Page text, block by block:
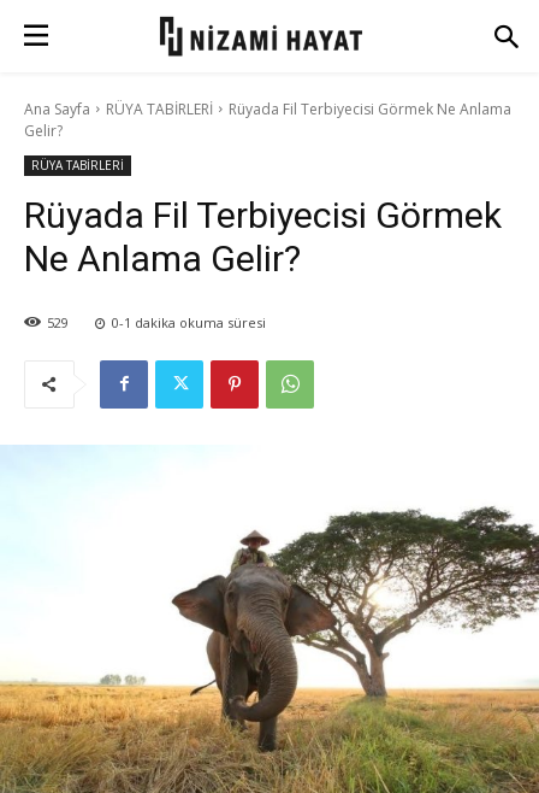
Ana Sayfa RÜYA TABİRLERİ
Rüyada Fil Terbiyecisi Görmek Ne Anlama
Gelir?
RÜYA TABİRLERİ
Rüyada Fil Terbiyecisi Görmek
Ne Anlama Gelir?
529 0-1 dakika okuma süresi